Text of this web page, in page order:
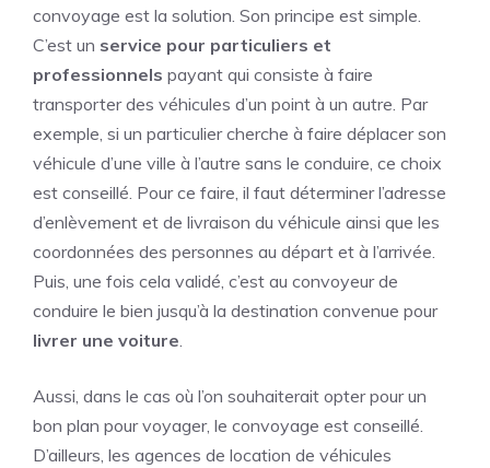
convoyage est la solution. Son principe est simple.
C’est un service pour particuliers et
professionnels payant qui consiste à faire
transporter des véhicules d’un point à un autre. Par
exemple, si un particulier cherche à faire déplacer son
véhicule d’une ville à l’autre sans le conduire, ce choix
est conseillé. Pour ce faire, il faut déterminer l’adresse
d’enlèvement et de livraison du véhicule ainsi que les
coordonnées des personnes au départ et à l’arrivée.
Puis, une fois cela validé, c’est au convoyeur de
conduire le bien jusqu’à la destination convenue pour
livrer une voiture.
Aussi, dans le cas où l’on souhaiterait opter pour un
bon plan pour voyager, le convoyage est conseillé.
D’ailleurs, les agences de location de véhicules